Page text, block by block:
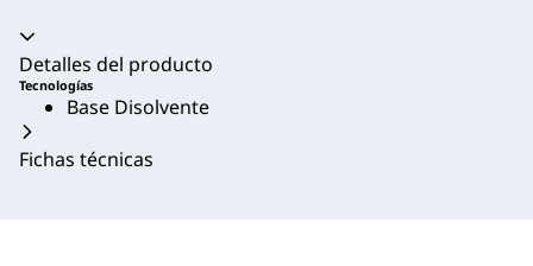
Acordeón colapsado
Detalles del producto
Tecnologías
Base Disolvente
Fichas técnicas